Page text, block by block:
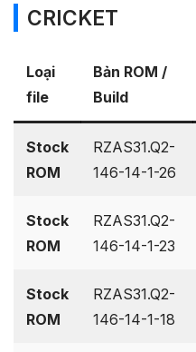
CRICKET
Loại
file
Bản ROM /
Build
Stock
ROM
RZAS31.Q2-
146-14-1-26
Stock
ROM
RZAS31.Q2-
146-14-1-23
Stock
ROM
RZAS31.Q2-
146-14-1-18